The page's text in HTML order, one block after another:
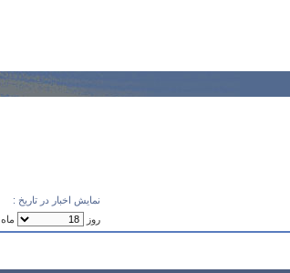
نمايش اخبار در تاریخ :
روز
ماه